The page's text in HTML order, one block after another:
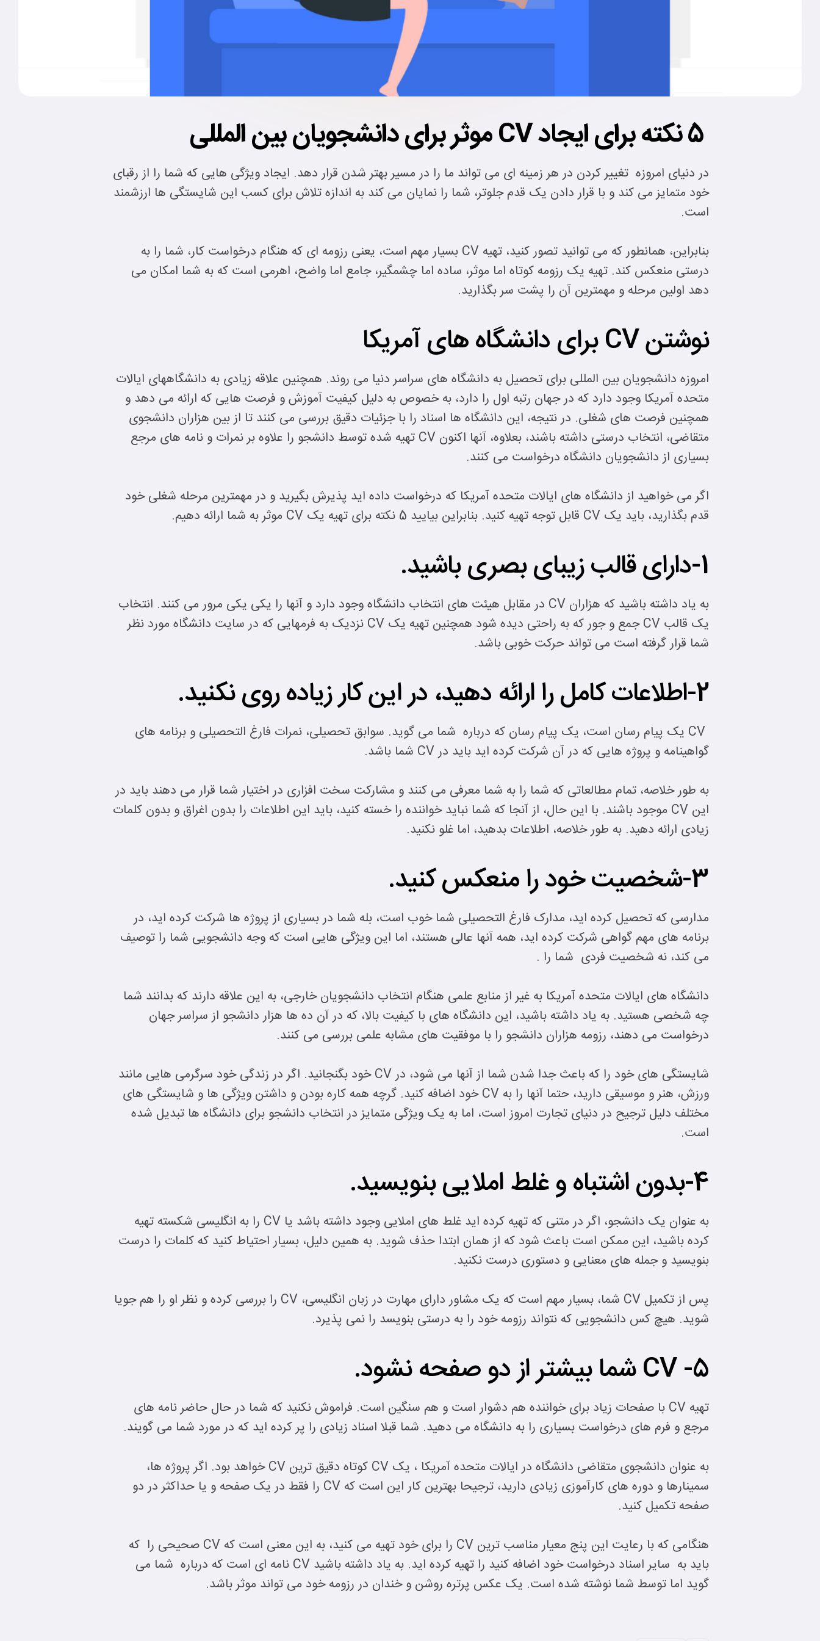
در دنیای امروزه تغییر کردن در هر زمینه ای می تواند ما را در مسیر بهتر شدن قرار دهد. ایجاد ویژگی هایی که شما را از رقبای
خود متمایز می کند و با قرار دادن یک قدم جلوتر، شما را نمایان می کند به اندازه تلاش برای کسب این شایستگی ها ارزشمند
است.
بنابراین، همانطور که می توانید تصور کنید، تهیه CV بسیار مهم است، یعنی رزومه ای که هنگام درخواست کار، شما را به
درستی منعکس کند. تهیه یک رزومه کوتاه اما موثر، ساده اما چشمگیر، جامع اما واضح، اهرمی است که به شما امکان می
دهد اولین مرحله و مهمترین آن را پشت سر بگذارید.
نوشتن CV برای دانشگاه های آمریکا
امروزه دانشجویان بین المللی برای تحصیل به دانشگاه های سراسر دنیا می روند. همچنین علاقه زیادی به دانشگاههای ایالات
متحده آمریکا وجود دارد که در جهان رتبه اول را دارد، به خصوص به دلیل کیفیت آموزش و فرصت هایی که ارائه می دهد و
همچنین فرصت های شغلی. در نتیجه، این دانشگاه ها اسناد را با جزئیات دقیق بررسی می کنند تا از بین هزاران دانشجوی
متقاضی، انتخاب درستی داشته باشند، بعلاوه، آنها اکنون CV تهیه شده توسط دانشجو را علاوه بر نمرات و نامه های مرجع
بسیاری از دانشجویان دانشگاه درخواست می کنند.
اگر می خواهید از دانشگاه های ایالات متحده آمریکا که درخواست داده اید پذیرش بگیرید و در مهمترین مرحله شغلی خود
قدم بگذارید، باید یک CV قابل توجه تهیه کنید. بنابراین بیایید 5 نکته برای تهیه یک CV موثر به شما ارائه دهیم.
1-دارای قالب زیبای بصری باشید.
به یاد داشته باشید که هزاران CV در مقابل هیئت های انتخاب دانشگاه وجود دارد و آنها را یکی یکی مرور می کنند. انتخاب
یک قالب CV جمع و جور که به راحتی دیده شود همچنین تهیه یک CV نزدیک به فرمهایی که در سایت دانشگاه مورد نظر
شما قرار گرفته است می تواند حرکت خوبی باشد.
2-اطلاعات کامل را ارائه دهید، در این کار زیاده روی نکنید.
CV یک پیام رسان است، یک پیام رسان که درباره شما می گوید. سوابق تحصیلی، نمرات فارغ التحصیلی و برنامه های
گواهینامه و پروژه هایی که در آن شرکت کرده اید باید در CV شما باشد.
به طور خلاصه، تمام مطالعاتی که شما را به شما معرفی می کنند و مشارکت سخت افزاری در اختیار شما قرار می دهند باید در
این CV موجود باشند. با این حال، از آنجا که شما نباید خواننده را خسته کنید، باید این اطلاعات را بدون اغراق و بدون کلمات
زیادی ارائه دهید. به طور خلاصه، اطلاعات بدهید، اما غلو نکنید.
3-شخصیت خود را منعکس کنید.
مدارسی که تحصیل کرده اید، مدارک فارغ التحصیلی شما خوب است، بله شما در بسیاری از پروژه ها شرکت کرده اید، در
برنامه های مهم گواهی شرکت کرده اید، همه آنها عالی هستند، اما این ویژگی هایی است که وجه دانشجویی شما را توصیف
می کند، نه شخصیت فردی شما را .
دانشگاه های ایالات متحده آمریکا به غیر از منابع علمی هنگام انتخاب دانشجویان خارجی، به این علاقه دارند که بدانند شما
چه شخصی هستید. به یاد داشته باشید، این دانشگاه های با کیفیت بالا، که در آن ده ها هزار دانشجو از سراسر جهان
درخواست می دهند، رزومه هزاران دانشجو را با موفقیت های مشابه علمی بررسی می کنند.
شایستگی های خود را که باعث جدا شدن شما از آنها می شود، در CV خود بگنجانید. اگر در زندگی خود سرگرمی هایی مانند
ورزش، هنر و موسیقی دارید، حتما آنها را به CV خود اضافه کنید. گرچه همه کاره بودن و داشتن ویژگی ها و شایستگی های
مختلف دلیل ترجیح در دنیای تجارت امروز است، اما به یک ویژگی متمایز در انتخاب دانشجو برای دانشگاه ها تبدیل شده
است.
4-بدون اشتباه و غلط املایی بنویسید.
به عنوان یک دانشجو، اگر در متنی که تهیه کرده اید غلط های املایی وجود داشته باشد یا CV را به انگلیسی شکسته تهیه
کرده باشید، این ممکن است باعث شود که از همان ابتدا حذف شوید. به همین دلیل، بسیار احتیاط کنید که کلمات را درست
بنویسید و جمله های معنایی و دستوری درست نکنید.
پس از تکمیل CV شما، بسیار مهم است که یک مشاور دارای مهارت در زبان انگلیسی، CV را بررسی کرده و نظر او را هم جویا
شوید. هیچ کس دانشجویی که نتواند رزومه خود را به درستی بنویسد را نمی پذیرد.
5- CV شما بیشتر از دو صفحه نشود.
تهیه CV با صفحات زیاد برای خواننده هم دشوار است و هم سنگین است. فراموش نکنید که شما در حال حاضر نامه های
مرجع و فرم های درخواست بسیاری را به دانشگاه می دهید. شما قبلا اسناد زیادی را پر کرده اید که در مورد شما می گویند.
به عنوان دانشجوی متقاضی دانشگاه در ایالات متحده آمریکا ، یک CV کوتاه دقیق ترین CV خواهد بود. اگر پروژه ها،
سمینارها و دوره های کارآموزی زیادی دارید، ترجیحا بهترین کار این است که CV را فقط در یک صفحه و یا حداکثر در دو
صفحه تکمیل کنید.
هنگامی که با رعایت این پنج معیار مناسب ترین CV را برای خود تهیه می کنید، به این معنی است که CV صحیحی را که
باید به سایر اسناد درخواست خود اضافه کنید را تهیه کرده اید. به یاد داشته باشید CV نامه ای است که درباره شما می
گوید اما توسط شما نوشته شده است. یک عکس پرتره روشن و خندان در رزومه خود می تواند موثر باشد.